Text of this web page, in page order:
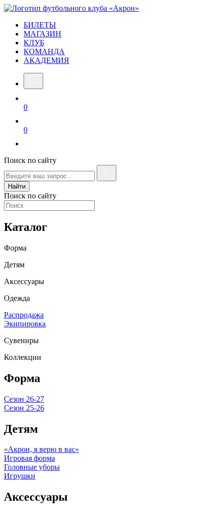
БИЛЕТЫ
МАГАЗИН
КЛУБ
КОМАНДА
АКАДЕМИЯ
0
0
Поиск по сайту
Найти
Поиск по сайту
Каталог
Форма
Детям
Аксессуары
Одежда
Распродажа
Экипировка
Сувениры
Коллекции
Форма
Сезон 26-27
Сезон 25-26
Детям
«Акрон, я верю в вас»
Игровая форма
Головные уборы
Игрушки
Аксессуары